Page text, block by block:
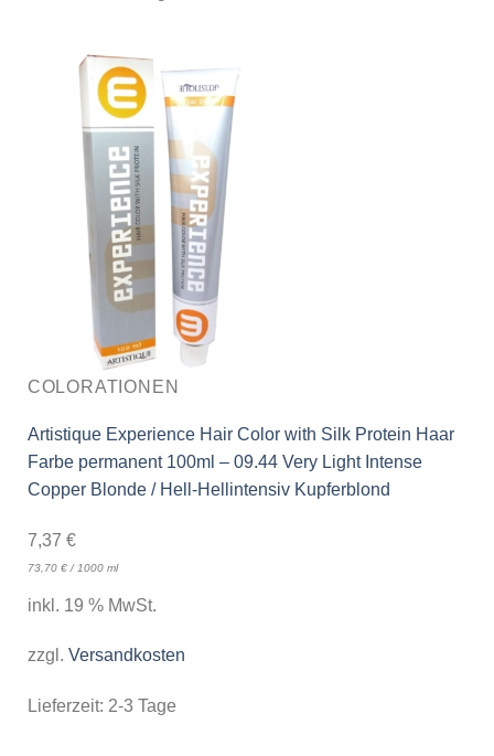
COLORATIONEN
Artistique Experience Hair Color with Silk Protein Haar
Farbe permanent 100ml – 09.44 Very Light Intense
Copper Blonde / Hell-Hellintensiv Kupferblond
7,37 €
73,70 €/ 1000 ml
inkl. 19 % MwSt.
zzgl. Versandkosten
Lieferzeit: 2-3 Tage